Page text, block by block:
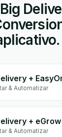
+
& Automatizar
+
& Automatizar